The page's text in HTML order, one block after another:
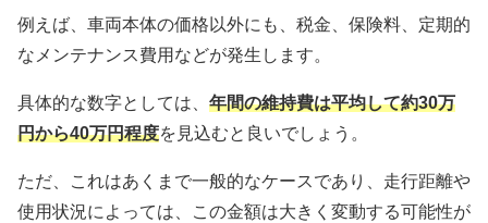
例えば、車両本体の価格以外にも、税金、保険料、定期的
なメンテナンス費用などが発生します。
具体的な数字としては、 年間の維持費は平均して約30万
円から40万円程度を見込むと良いでしょう。
ただ、これはあくまで一般的なケースであり、走行距離や
使用状況によっては、この金額は大きく変動する可能性が